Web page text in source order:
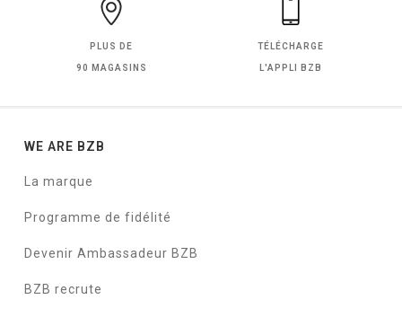
PLUS DE
90 MAGASINS
TÉLÉCHARGE
L'APPLI BZB
WE ARE BZB
La marque
Programme de fidélité
Devenir Ambassadeur BZB
BZB recrute